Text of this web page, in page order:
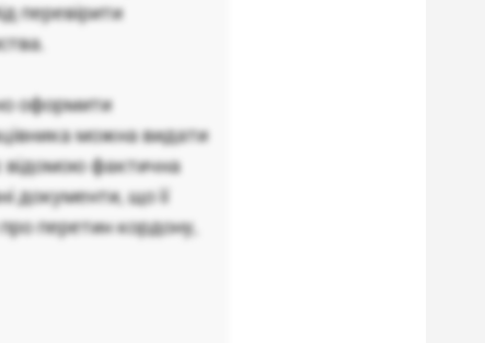
перевірити
оформити
можна видати
відомою фактична
документи, що її
перетин кордону,